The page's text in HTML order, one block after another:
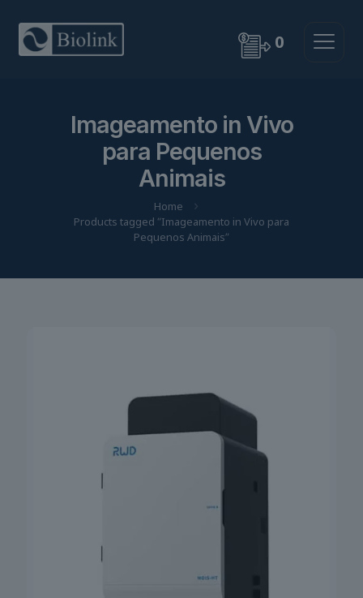
0
Imageamento in Vivo
para Pequenos
Animais
Home
Products tagged “Imageamento in Vivo para
Pequenos Animais”